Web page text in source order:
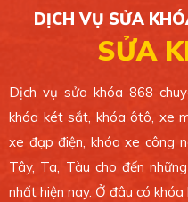
Môn. TP.HCM.
0389 099 868
CHI NHÁNH 6
4 Ông Ích Khiêm,
0389 099 868
DỊCH VỤ SỬA
SỬA
Dịch vụ sửa khóa 868
khóa két sắt, khóa ôtô, xe
xe đạp điện, khóa xe công
Tây, Ta, Tàu cho đến
nhất hiện nay. Ở đâu có